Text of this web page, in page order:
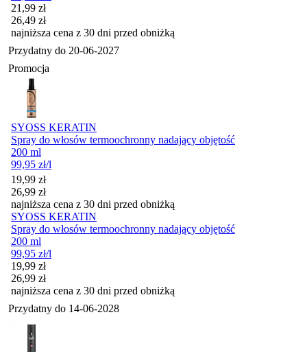
Cena promocyjna
21,99 zł
26,49 zł
najniższa cena z 30 dni przed obniżką
Przydatny do 20-06-2027
Promocja
SYOSS KERATIN
Spray do włosów termoochronny nadający objętość
200 ml
99,95 zł/l
Cena promocyjna
19,99 zł
26,99 zł
najniższa cena z 30 dni przed obniżką
SYOSS KERATIN
Spray do włosów termoochronny nadający objętość
200 ml
99,95 zł/l
Cena promocyjna
19,99 zł
26,99 zł
najniższa cena z 30 dni przed obniżką
Przydatny do 14-06-2028